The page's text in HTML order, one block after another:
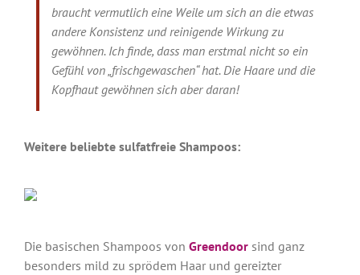
braucht vermutlich eine Weile um sich an die etwas
andere Konsistenz und reinigende Wirkung zu
gewöhnen. Ich finde, dass man erstmal nicht so ein
Gefühl von „frischgewaschen“ hat. Die Haare und die
Kopfhaut gewöhnen sich aber daran!
Weitere beliebte sulfatfreie Shampoos:
Die basischen Shampoos von Greendoor sind ganz
besonders mild zu sprödem Haar und gereizter